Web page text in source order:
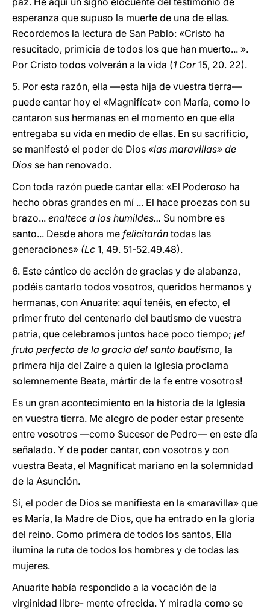
esperanza que supuso la muerte de una de ellas.
Recordemos la lectura de San Pablo: «Cristo ha
resucitado, primicia de todos los que han muerto... ».
Por Cristo todos volverán a la vida (1 Cor15, 20. 22).
5. Por esta razón, ella —esta hija de vuestra tierra—
puede cantar hoy el «Magnifícat» con María, como lo
cantaron sus hermanas en el momento en que ella
entregaba su vida en medio de ellas. En su sacrificio,
se manifestó el poder de Dios «las maravillas» de
Dios se han renovado.
Con toda razón puede cantar ella: «El Poderoso ha
hecho obras grandes en mí ... El hace proezas con su
brazo... enaltece a los humildes... Su nombre es
santo... Desde ahora me felicitarán todas las
generaciones» (Lc 1, 49. 51-52.49.48).
6. Este cántico de acción de gracias y de alabanza,
podéis cantarlo todos vosotros, queridos hermanos y
hermanas, con Anuarite: aquí tenéis, en efecto, el
primer fruto del centenario del bautismo de vuestra
patria, que celebramos juntos hace poco tiempo; ¡el
fruto perfecto de la gracia del santo bautismo, la
primera hija del Zaire a quien la Iglesia proclama
solemnemente Beata, mártir de la fe entre vosotros!
Es un gran acontecimiento en la historia de la Iglesia
en vuestra tierra. Me alegro de poder estar presente
entre vosotros —como Sucesor de Pedro— en este día
señalado. Y de poder cantar, con vosotros y con
vuestra Beata, el Magníficat mariano en la solemnidad
de la Asunción.
Sí, el poder de Dios se manifiesta en la «maravilla» que
es María, la Madre de Dios, que ha entrado en la gloria
del reino. Como primera de todos los santos, Ella
ilumina la ruta de todos los hombres y de todas las
mujeres.
Anuarite había respondido a la vocación de la
virginidad libre- mente ofrecida. Y miradla como se